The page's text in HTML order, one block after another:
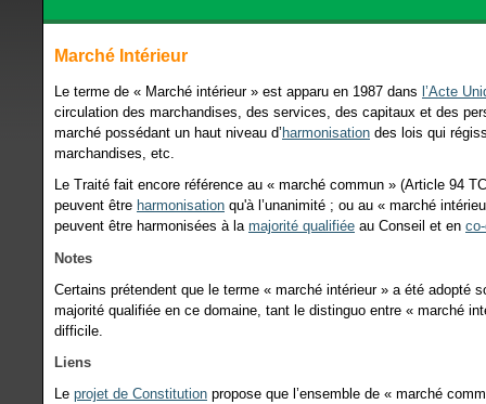
Marché Intérieur
Le terme de « Marché intérieur » est apparu en 1987 dans l’Acte
circulation des marchandises, des services, des capitaux et des
marché possédant un haut niveau d’ harmonisation des lois qui
marchandises, etc.
Le Traité fait encore référence au « marché commun » (Article 94
peuvent être harmonisation qu'à l’unanimité ; ou au « marché
peuvent être harmonisées à la majorité qualifiée au Conseil et en
Notes
Certains prétendent que le terme « marché intérieur » a été adopté
majorité qualifiée en ce domaine, tant le distinguo entre « marché
difficile.
Liens
Le projet de Constitution propose que l’ensemble de « marché